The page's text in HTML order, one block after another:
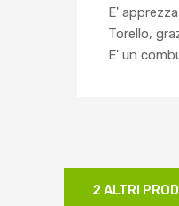
E'
Torello,
E' un
2 ALTRI